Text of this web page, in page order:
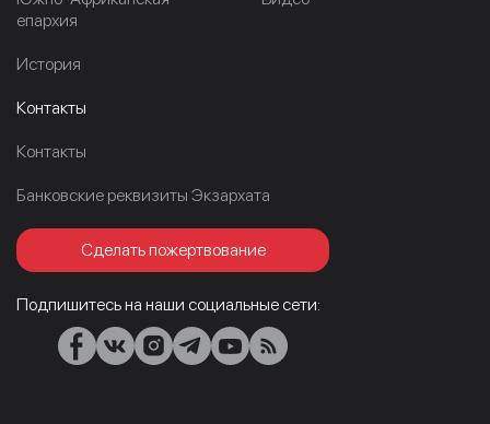
епархия
История
Контакты
Контакты
Банковские реквизиты Экзархата
Сделать пожертвование
Подпишитесь на наши социальные сети: